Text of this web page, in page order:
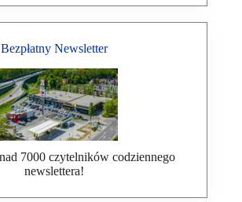
Bezpłatny Newsletter
7000 czytelników codziennego
newslettera!